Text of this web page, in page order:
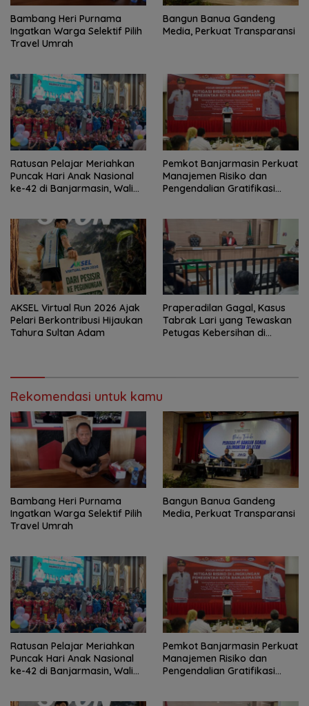
Bambang Heri Purnama
Ingatkan Warga Selektif Pilih
Travel Umrah
Bangun Banua Gandeng
Media, Perkuat Transparansi
Ratusan Pelajar Meriahkan
Puncak Hari Anak Nasional
ke-42 di Banjarmasin, Wali
Pemkot Banjarmasin Perkuat
Manajemen Risiko dan
Pengendalian Gratifikasi
AKSEL Virtual Run 2026 Ajak
Pelari Berkontribusi Hijaukan
Tahura Sultan Adam
Praperadilan Gagal, Kasus
Tabrak Lari yang Tewaskan
Petugas Kebersihan di
Rekomendasi untuk kamu
Bambang Heri Purnama
Ingatkan Warga Selektif Pilih
Travel Umrah
Bangun Banua Gandeng
Media, Perkuat Transparansi
Ratusan Pelajar Meriahkan
Puncak Hari Anak Nasional
ke-42 di Banjarmasin, Wali
Pemkot Banjarmasin Perkuat
Manajemen Risiko dan
Pengendalian Gratifikasi